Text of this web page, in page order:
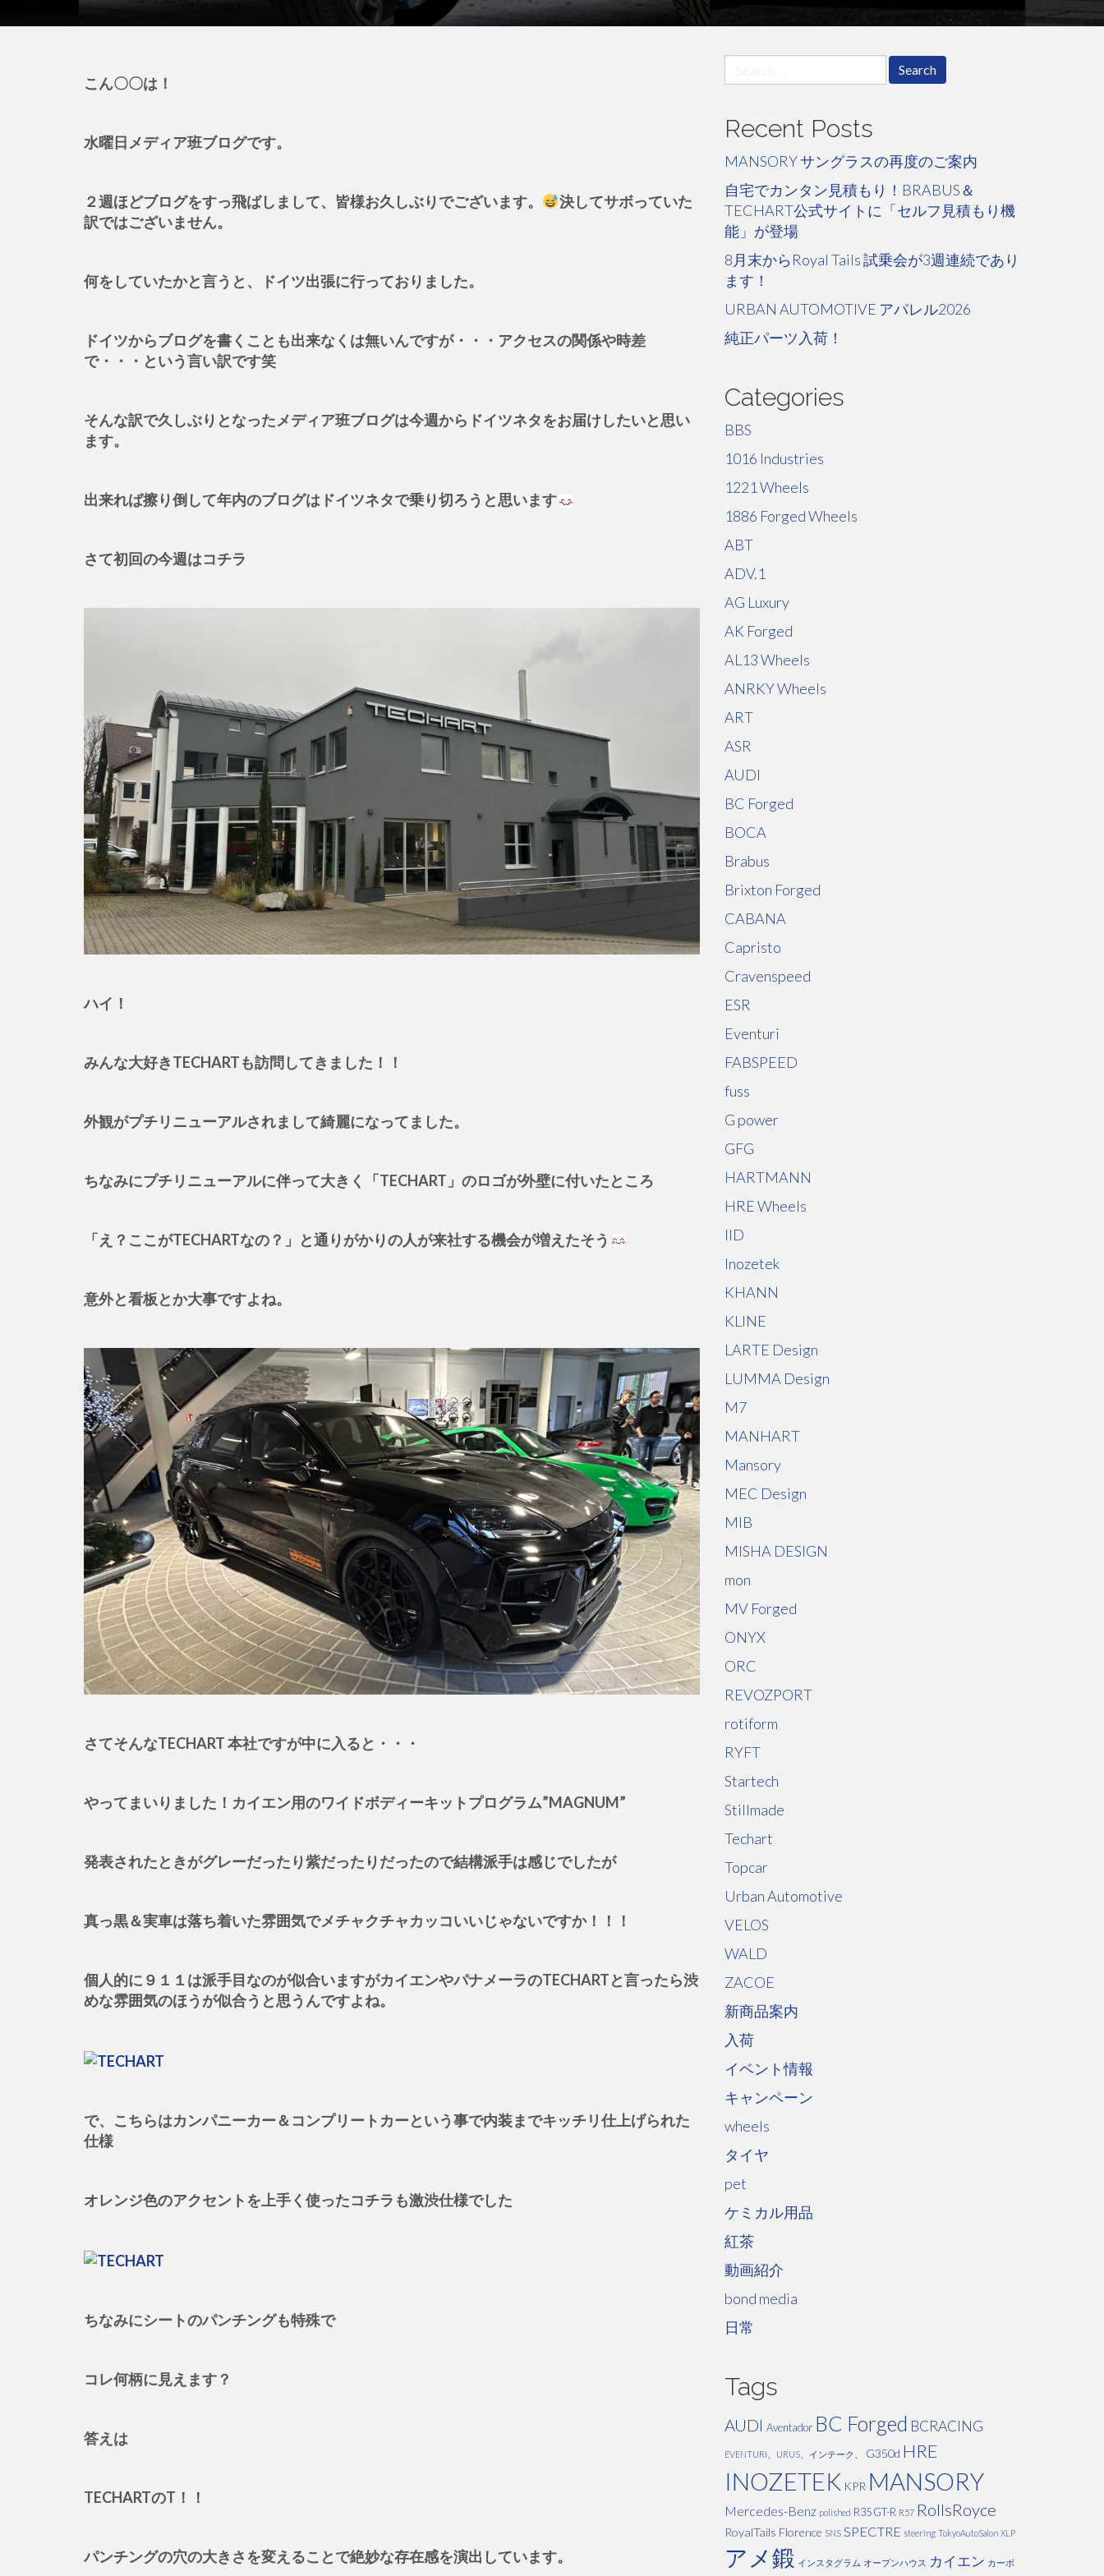
こん〇〇は！
水曜日メディア班ブログです。
２週ほどブログをすっ飛ばしまして、皆様お久しぶりでございます。
決してサボっていた
訳ではございません。
何をしていたかと言うと、ドイツ出張に行っておりました。
ドイツからブログを書くことも出来なくは無いんですが・・・アクセスの関係や時差
で・・・という言い訳です笑
そんな訳で久しぶりとなったメディア班ブログは今週からドイツネタをお届けしたいと思い
ます。
出来れば擦り倒して年内のブログはドイツネタで乗り切ろうと思います
さて初回の今週はコチラ
ハイ！
みんな大好きTECHARTも訪問してきました！！
外観がプチリニューアルされまして綺麗になってました。
ちなみにプチリニューアルに伴って大きく「TECHART」のロゴが外壁に付いたところ
「え？ここがTECHARTなの？」と通りがかりの人が来社する機会が増えたそう
意外と看板とか大事ですよね。
さてそんなTECHART 本社ですが中に入ると・・・
やってまいりました！カイエン用のワイドボディーキットプログラム”MAGNUM”
発表されたときがグレーだったり紫だったりだったので結構派手は感じでしたが
真っ黒＆実車は落ち着いた雰囲気でメチャクチャカッコいいじゃないですか！！！
個人的に９１１は派手目なのが似合いますがカイエンやパナメーラのTECHARTと言ったら渋
めな雰囲気のほうが似合うと思うんですよね。
で、こちらはカンパニーカー＆コンプリートカーという事で内装までキッチリ仕上げられた
仕様
オレンジ色のアクセントを上手く使ったコチラも激渋仕様でした
ちなみにシートのパンチングも特殊で
コレ何柄に見えます？
答えは
TECHARTのT！！
パンチングの穴の大きさを変えることで絶妙な存在感を演出しています。
for:
Recent Posts
MANSORY サングラスの再度のご案内
自宅でカンタン見積もり！BRABUS＆
TECHART公式サイトに「セルフ見積もり機
能」が登場
8月末からRoyal Tails 試乗会が3週連続であり
ます！
URBAN AUTOMOTIVE アパレル2026
純正パーツ入荷！
Categories
BBS
1016 Industries
1221 Wheels
1886 Forged Wheels
ABT
ADV.1
AG Luxury
AK Forged
AL13 Wheels
ANRKY Wheels
ART
ASR
AUDI
BC Forged
BOCA
Brabus
Brixton Forged
CABANA
Capristo
Cravenspeed
ESR
Eventuri
FABSPEED
fuss
G power
GFG
HARTMANN
HRE Wheels
IID
Inozetek
KHANN
KLINE
LARTE Design
LUMMA Design
M7
MANHART
Mansory
MEC Design
MIB
MISHA DESIGN
mon
MV Forged
ONYX
ORC
REVOZPORT
rotiform
RYFT
Startech
Stillmade
Techart
Topcar
Urban Automotive
VELOS
WALD
ZACOE
新商品案内
入荷
イベント情報
キャンペーン
wheels
タイヤ
pet
ケミカル用品
紅茶
動画紹介
bond media
日常
Tags
AUDI Aventador BC Forged BCRACING
EVENTURI、URUS、インテーク、 G350d HRE
INOZETEK KPR MANSORY
Mercedes-Benz polished R35 GT-R R57 RollsRoyce
RoyalTails Florence SNS SPECTRE steering TokyoAutoSalon XLP
アメ鍛 インスタグラム オープンハウス カイエン カーボ